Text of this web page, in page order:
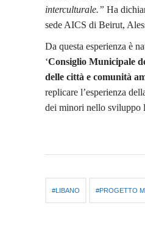
interculturale.” Ha
sede AICS di Beirut,
Da questa esperienza è
‘Consiglio Municipale
delle città e comunità
replicare l’esperienza
dei minori nello sviluppo
LIBANO PROGETTO